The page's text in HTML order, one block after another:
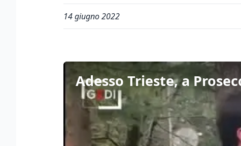
14 giugno 2022
Adesso Trieste, a